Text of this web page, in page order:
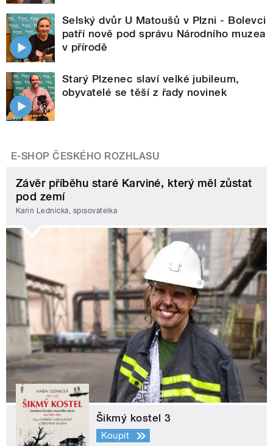
Selský dvůr U Matoušů v Plzni - Bolevci
patří nově pod správu Národního muzea
v přírodě
Starý Plzenec slaví velké jubileum,
obyvatelé se těší z řady novinek
E-SHOP ČESKÉHO ROZHLASU
Závěr příběhu staré Karviné, který měl zůstat
pod zemí
Karin Lednická, spisovatelka
Šikmý kostel 3
Koupit